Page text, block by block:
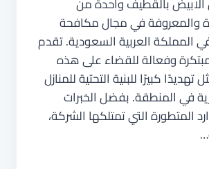
والمعروفة في مجال مكافحة
المملكة العربية السعودية. تقدم
وفعالة للقضاء على هذه
تهديدًا كبيرًا للبنية التحتية للمنازل
في المنطقة. بفضل الخبرات
المتطورة التي تمتلكها الشركة،